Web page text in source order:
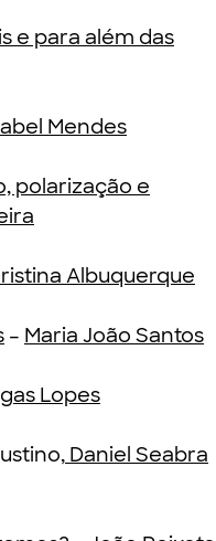
e para além das
Mendes
polarização e
Albuquerque
– Maria João Santos
Lopes
Daniel Seabra